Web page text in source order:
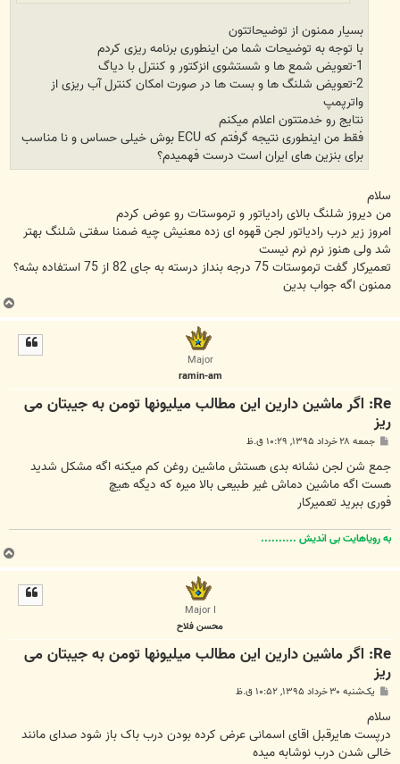
بسیار ممنون از توضیحاتتون
با توجه به توضیحات شما من اینطوری برنامه ریزی کردم
1-تعویض شمع ها و شستشوی انزکتور و کنترل با دیاگ
2-تعویض شلنگ ها و بست ها در صورت امکان کنترل آب ریزی از
واترپمپ
نتایج رو خدمتتون اعلام میکنم
فقط من اینطوری نتیجه گرفتم که ECU بوش خیلی حساس و نا مناسب
برای بنزین های ایران است درست فهمیدم؟
سلام
من دیروز شلنگ بالای رادیاتور و ترموستات رو عوض کردم
امروز زیر درب رادیاتور لجن قهوه ای زده معنیش چیه ضمنا سفتی شلنگ بهتر
شد ولی هنوز نرم نرم نیست
تعمیرکار گفت ترموستات 75 درجه بنداز درسته به جای 82 از 75 استفاده بشه؟
ممنون اگه جواب بدین
ب
ا
Major
ramin-am
Re: اگر ماشین دارین این مطالب میلیونها تومن به جیبتان می
ریز
پ
ت
جمعه ۲۸ خرداد ۱۳۹۵, ۱۰:۲۹ ق.ظ
جمع شن لجن نشانه بدی هستش ماشین روغن کم میکنه اگه مشکل شدید
هست اگه ماشین دماش غیر طبیعی بالا میره که دیگه هیچ
فوری ببرید تعمیرکار
به رویاهایت بی اندیش ..........
ب
ا
Major I
محسن فلاح
Re: اگر ماشین دارین این مطالب میلیونها تومن به جیبتان می
ریز
پ
ت
یک‌شنبه ۳۰ خرداد ۱۳۹۵, ۱۰:۵۲ ق.ظ
سلام
درپست هایرقبل اقای اسمانی عرض کرده بودن درب باک باز شود صدای مانند
خالی شدن درب نوشابه میده